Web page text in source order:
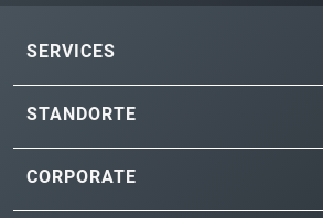
SERVICES
STANDORTE
CORPORATE